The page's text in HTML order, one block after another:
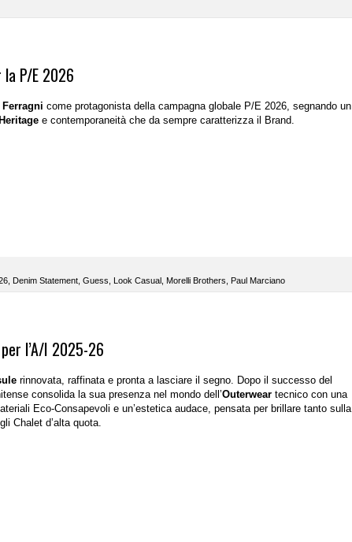
la P/E 2026
come protagonista della campagna globale P/E 2026, segnando un
Heritage e contemporaneità che da sempre caratterizza il Brand.
Denim Statement Guess Look Casual Morelli Brothers Paul Marciano
l’A/I 2025-26
rinnovata, raffinata e pronta a lasciare il segno. Dopo il successo del
consolida la sua presenza nel mondo dell’Outerwear tecnico con una
Eco-Consapevoli e un’estetica audace, pensata per brillare tanto sulla
Chalet d’alta quota.